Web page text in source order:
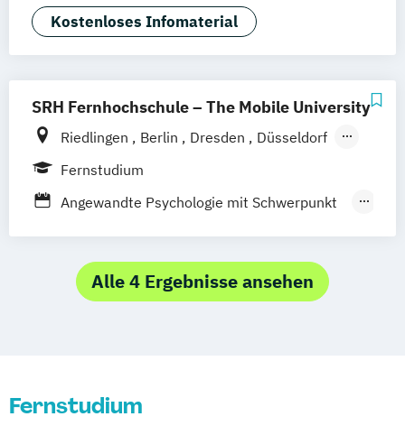
Betriebswirtschaft &
Wirtschaftspsychologie
Interkulturelle Psychologie
Markt- und Werbepsychologie
Psychologie
Psychologie für Personalmanager
Psychologie mit Schwerpunkt
Psychologie mit Schwerpunkt
Kostenloses Infomaterial
SRH Fernhochschule – The Mobile University
Riedlingen Berlin Dresden
Düsseldorf
Hamburg
Mannheim
Wertheim Wien
Frankfurt am Main Hamm Zürich Fürth
Fernstudium
Angewandte Psychologie mit Schwerpunkt
Gesundheitspsychologie
Angewandte Psychologie mit Schwerpunkt
Angewandte Psychologie mit Schwerpunkt
Alle 4 Ergebnisse ansehen
Fernstudium